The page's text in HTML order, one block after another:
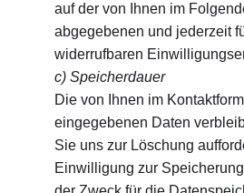
auf der von Ihnen im
abgegebenen und jederzeit
widerrufbaren
c) Speicherdauer
Die von Ihnen im
eingegebenen Daten
Sie uns zur Löschung
Einwilligung zur